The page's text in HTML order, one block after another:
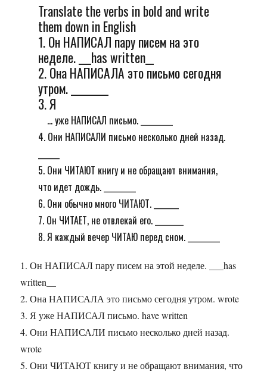
Translate the verbs in bold and write
them down in English
1. Он НАПИСАЛ пару писем на это
неделе. ___has written__
2. Она НАПИСАЛА это письмо сегодня
утром. _________
3. Я
... уже НАПИСАЛ письмо. _________
4. Они НАПИСАЛИ письмо несколько дней назад.
5. Они ЧИТАЮТ книгу и не обращают внимания,
что идет дождь. _________
6. Они обычно много ЧИТАЮТ. _______
7. Он ЧИТАЕТ, не отвлекай его. ________
8. Я каждый вечер ЧИТАЮ перед сном. _________
1. Он НАПИСАЛ пару писем на этой неделе. ___has
written__
2. Она НАПИСАЛА это письмо сегодня утром. wrote
3. Я уже НАПИСАЛ письмо. have written
4. Они НАПИСАЛИ письмо несколько дней назад.
wrote
5. Они ЧИТАЮТ книгу и не обращают внимания, что